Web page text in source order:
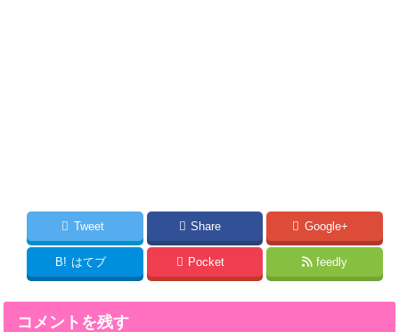
Tweet Share Google+
B! はてブ Pocket feedly
コメントを残す